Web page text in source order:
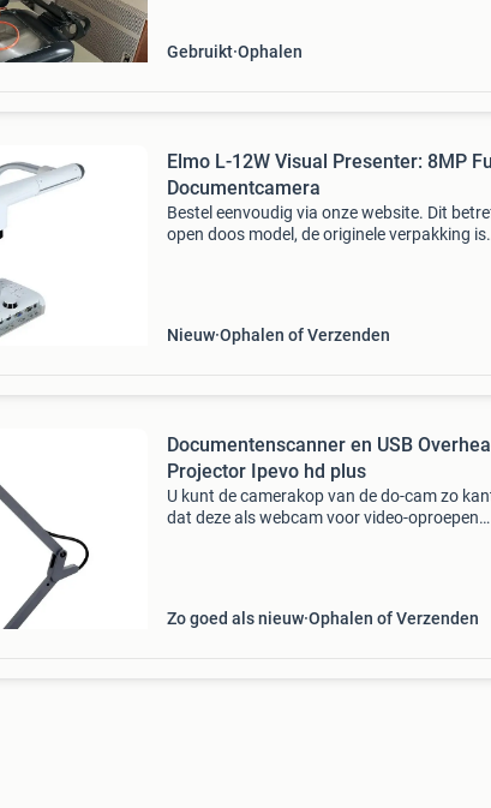
Gebruikt Ophalen
Elmo L-12W Visual Presenter: 8MP
Documentcamera
Bestel eenvoudig via onze website. Dit
open doos model, de originele verpakking is
Nieuw Ophalen of Verzenden
Documentenscanner en USB
Projector Ipevo hd plus
U kunt de camerakop van de do-cam zo
dat deze als webcam voor video-oproepen
Zo goed als nieuw Ophalen of Verzenden